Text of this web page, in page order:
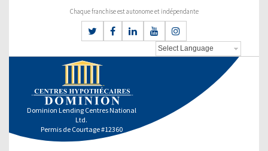
Chaque franchise est autonome et indépendante
Dominion Lending Centres National
Ltd.
Permis de Courtage #12360